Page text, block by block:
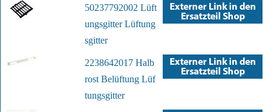
50237792002 Lüft
ungsgitter Lüftung
sgitter
2238642017 Halb
rost Belüftung Lüf
tungsgitter